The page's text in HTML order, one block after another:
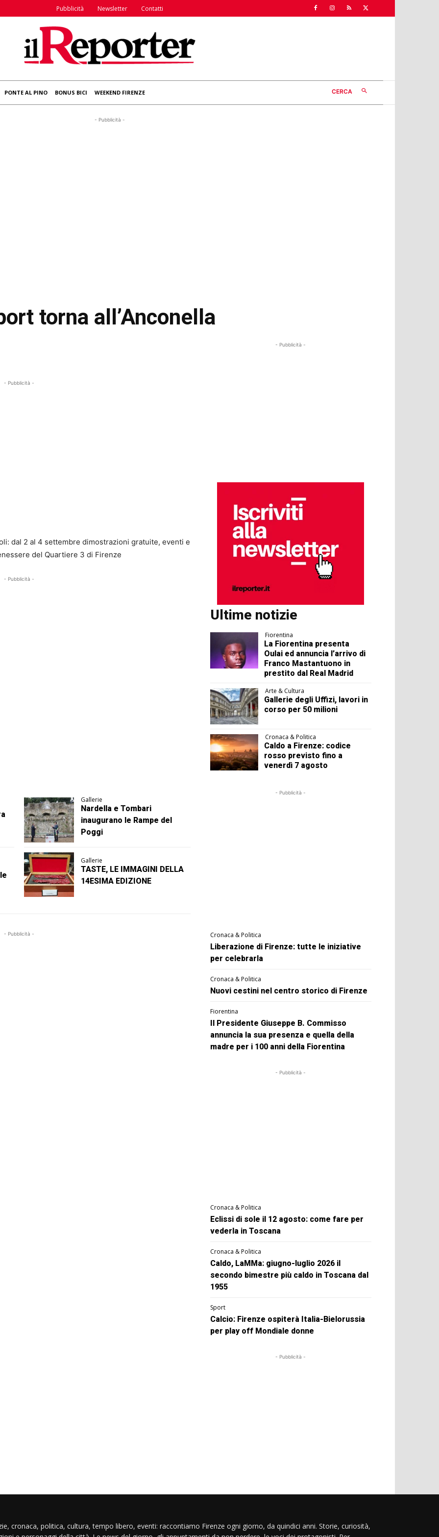
Pubblicità Newsletter Contatti
PONTE AL PINO BONUS BICI WEEKEND FIRENZE CERCA
- Pubblicità -
torna all’Anconella
- Pubblicità -
dal 2 al 4 settembre dimostrazioni gratuite, eventi e
del Quartiere 3 di Firenze
- Pubblicità -
Gallerie
Nardella e Tombari
inaugurano le Rampe del
Poggi
Gallerie
TASTE, LE IMMAGINI DELLA
14ESIMA EDIZIONE
- Pubblicità -
- Pubblicità -
Ultime notizie
Fiorentina
La Fiorentina presenta
Oulai ed annuncia l’arrivo di
Franco Mastantuono in
prestito dal Real Madrid
Arte & Cultura
Gallerie degli Uffizi, lavori in
corso per 50 milioni
Cronaca & Politica
Caldo a Firenze: codice
rosso previsto fino a
venerdì 7 agosto
- Pubblicità -
Cronaca & Politica
Liberazione di Firenze: tutte le iniziative
per celebrarla
Cronaca & Politica
Nuovi cestini nel centro storico di Firenze
Fiorentina
Il Presidente Giuseppe B. Commisso
annuncia la sua presenza e quella della
madre per i 100 anni della Fiorentina
- Pubblicità -
Cronaca & Politica
Eclissi di sole il 12 agosto: come fare per
vederla in Toscana
Cronaca & Politica
Caldo, LaMMa: giugno-luglio 2026 il
secondo bimestre più caldo in Toscana dal
1955
Sport
Calcio: Firenze ospiterà Italia-Bielorussia
per play off Mondiale donne
- Pubblicità -
cronaca, politica, cultura, tempo libero, eventi: raccontiamo Firenze ogni giorno, da quindici anni. Storie, curiosità,